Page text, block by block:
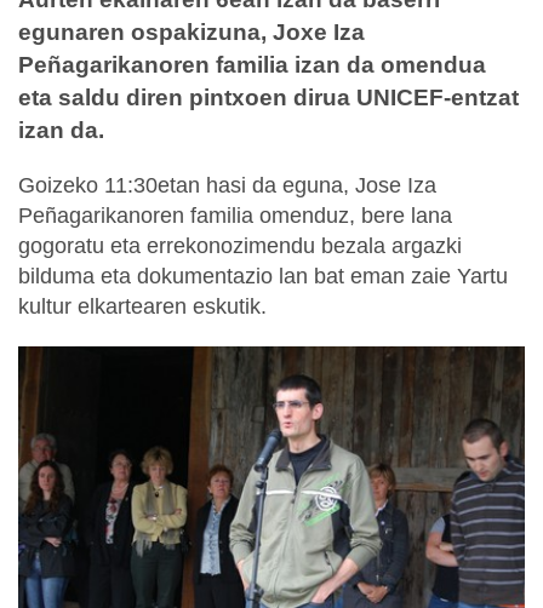
egunaren ospakizuna, Joxe Iza
Peñagarikanoren familia izan da omendua
eta saldu diren pintxoen dirua UNICEF-entzat
izan da.
Goizeko 11:30etan hasi da eguna, Jose Iza
Peñagarikanoren familia omenduz, bere lana
gogoratu eta errekonozimendu bezala argazki
bilduma eta dokumentazio lan bat eman zaie Yartu
kultur elkartearen eskutik.